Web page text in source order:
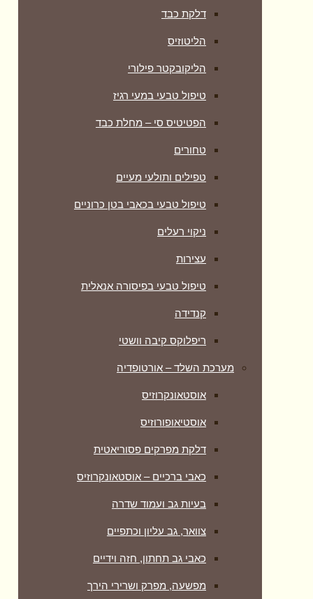
דלקת כבד
הליטוזיס
הליקובקטר פילורי
טיפול טבעי במעי רגיז
הפטיטיס סי – מחלת כבד
טחורים
טפילים ותולעי מעיים
טיפול טבעי בכאבי בטן כרוניים
ניקוי רעלים
עצירות
טיפול טבעי בפיסורה אנאלית
קנדידה
ריפלוקס קיבה וושטי
מערכת השלד – אורטופדיה
אוסטאונקרוזיס
אוסטיאופורוזיס
דלקת מפרקים פסוריאטית
כאבי ברכיים – אוסטאונקרוזיס
בעיות גב ועמוד שדרה
צוואר, גב עליון וכתפיים
כאבי גב תחתון, חזה וידיים
מפשעה, מפרק ושרירי הירך